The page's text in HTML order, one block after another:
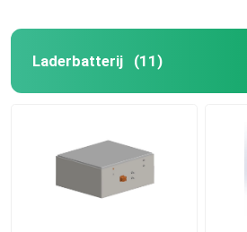
Laderbatterij (11)